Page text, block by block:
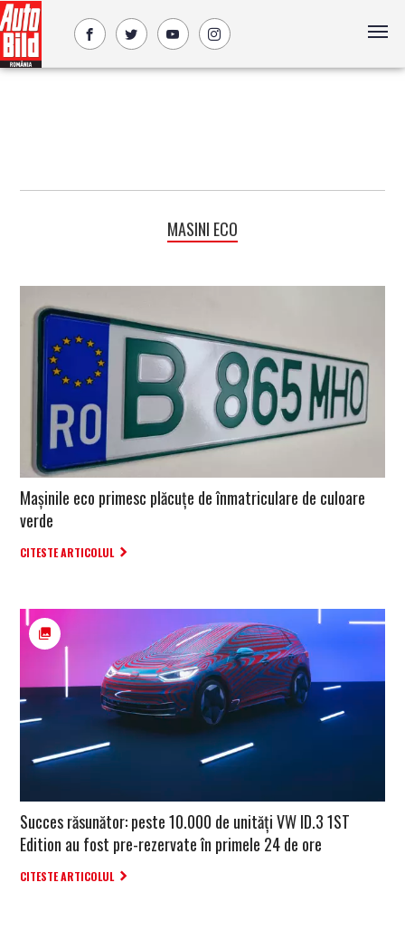
MASINI ECO
Mașinile eco primesc plăcuțe de înmatriculare de culoare
verde
CITESTE ARTICOLUL
Succes răsunător: peste 10.000 de unități VW ID.3 1ST
Edition au fost pre-rezervate în primele 24 de ore
CITESTE ARTICOLUL